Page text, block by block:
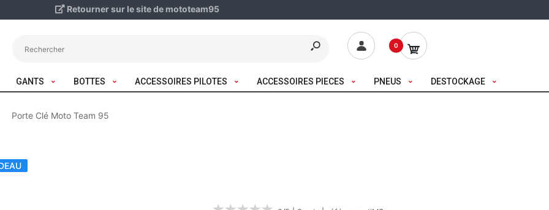
Retourner sur le site de mototeam95
0
GANTS BOTTES ACCESSOIRES PILOTES ACCESSOIRES PIECES PNEUS DESTOCKAGE
Porte Clé Moto Team 95